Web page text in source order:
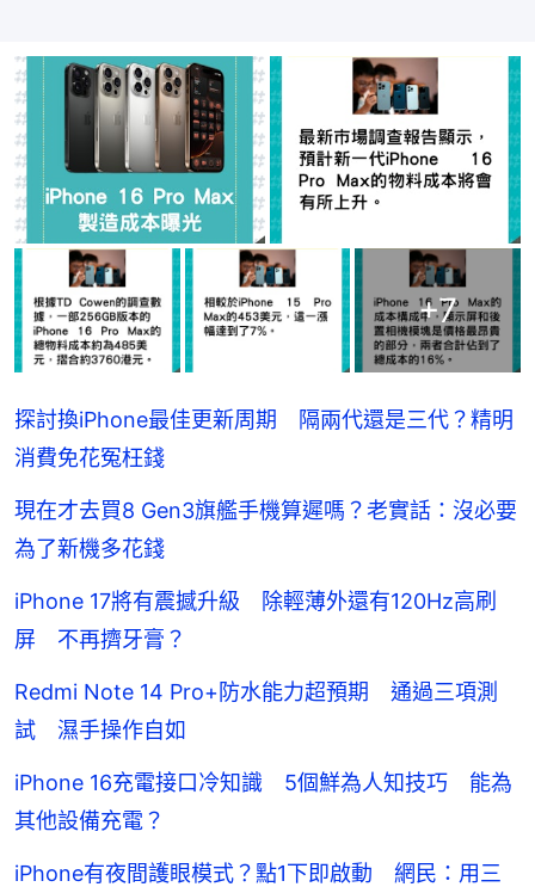
+7
探討換iPhone最佳更新周期 隔兩代還是三代？精明
消費免花冤枉錢
現在才去買8 Gen3旗艦手機算遲嗎？老實話：沒必要
為了新機多花錢
iPhone 17將有震撼升級 除輕薄外還有120Hz高刷
屏 不再擠牙膏？
Redmi Note 14 Pro+防水能力超預期 通過三項測
試 濕手操作自如
iPhone 16充電接口冷知識 5個鮮為人知技巧 能為
其他設備充電？
iPhone有夜間護眼模式？點1下即啟動 網民：用三